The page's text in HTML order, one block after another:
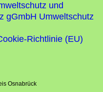
und
gGmbH Umweltschutz
Richtlinie (EU)
Osnabrück